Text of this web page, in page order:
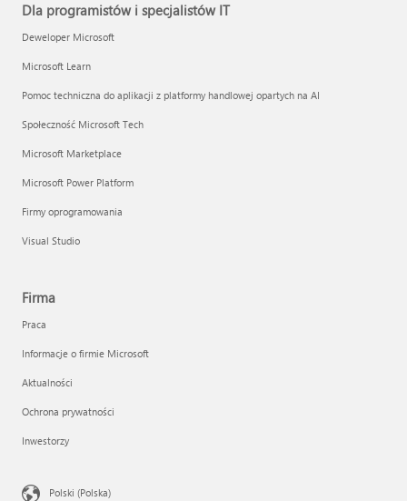
Dla programistów i specjalistów IT
Deweloper Microsoft
Microsoft Learn
Pomoc techniczna do aplikacji z platformy handlowej opartych na AI
Społeczność Microsoft Tech
Microsoft Marketplace
Microsoft Power Platform
Firmy oprogramowania
Visual Studio
Firma
Praca
Informacje o firmie Microsoft
Aktualności
Ochrona prywatności
Inwestorzy
Polski (Polska)